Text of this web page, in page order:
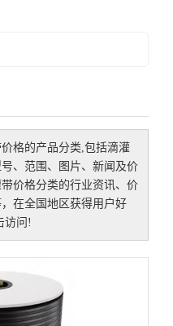
格的产品分类,包括滴灌
、范围、图片、新闻及价
价格分类的行业资讯、价
在全国地区获得用户好
访问!